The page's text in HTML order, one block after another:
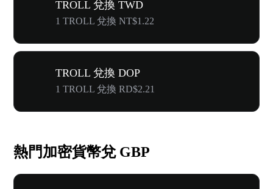
TROLL 兌換 TWD
1 TROLL 兌換 NT$1.22
TROLL 兌換 DOP
1 TROLL 兌換 RD$2.21
熱門加密貨幣兌 GBP